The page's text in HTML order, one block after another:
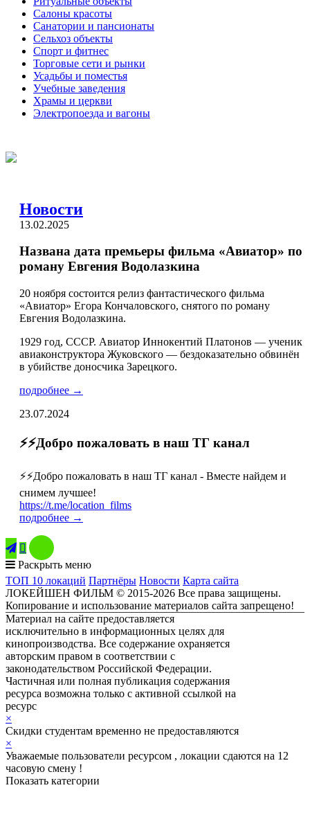
Салоны красоты
Санатории и пансионаты
Сельхоз объекты
Спорт и фитнес
Торговые сети и рынки
Усадьбы и поместья
Учебные заведения
Храмы и церкви
Электропоезда и вагоны
Новости
13.02.2025
Названа дата премьеры фильма «Авиатор» по
роману Евгения Водолазкина
20 ноября состоится релиз фантастического фильма
«Авиатор» Егора Кончаловского, снятого по роману
Евгения Водолазкина.
1929 год, СССР. Авиатор Иннокентий Платонов — ученик
авиаконструктора Жуковского — бездоказательно обвинён
в убийстве доносчика Зарецкого.
подробнее →
23.07.2024
⚡️⚡️Добро пожаловать в наш ТГ канал
⚡️⚡️Добро пожаловать в наш ТГ канал - Вместе найдем и
снимем лучшее!
https://t.me/location_films
подробнее →

Раскрыть меню
ТОП 10 локаций Партнёры Новости Карта сайта
ЛОКЕЙШЕН ФИЛЬМ © 2015-2026 Все права защищены.
Копирование и использование материалов сайта запрещено!
Материал на сайте предоставляется
исключительно в информационных целях для
кинопроизводства. Все содержание охраняется
авторским правом в соответствии с
законодательством Российской Федерации.
Частичная или полная публикация содержания
ресурса возможна только с активной ссылкой на
ресурс
×
Скидки студентам временно не предоставляются
×
Уважаемые пользователи ресурсом , локации сдаются на 12
часовую смену !
Показать категории